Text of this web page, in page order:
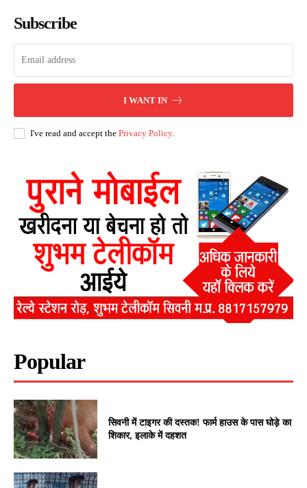
Subscribe
I WANT IN
I've read and accept the Privacy Policy.
Popular
सिवनी में टाइगर की दस्तक! फार्म हाउस के पास घोड़े का
शिकार, इलाके में दहशत